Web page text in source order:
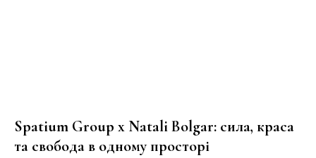
Spatium Group x Natali Bolgar: сила, краса
та свобода в одному просторі